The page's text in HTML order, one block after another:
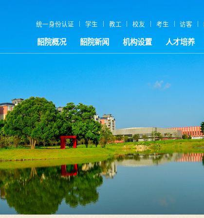
统一身份认证 | 学生 | 教工 | 校友 | 考生 | 访客 |
韶院概况 韶院新闻 机构设置 人才培养